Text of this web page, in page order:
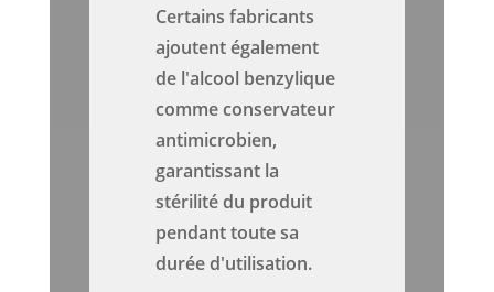
Certains fabricants
ajoutent également
de l'alcool benzylique
comme conservateur
antimicrobien,
garantissant la
stérilité du produit
pendant toute sa
durée d'utilisation.